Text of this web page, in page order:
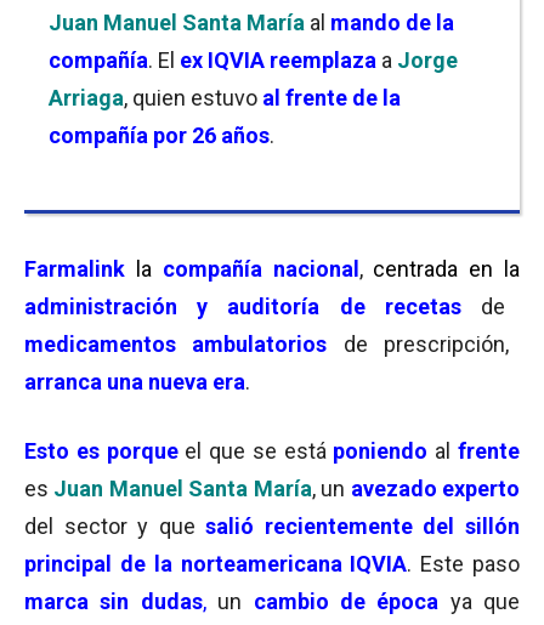
Juan Manuel Santa María al mando de la
compañía. El ex IQVIA reemplaza a Jorge
Arriaga, quien estuvo al frente de la
compañía por 26 años.
Farmalink la compañía nacional , centrada en la
administración y auditoría de recetas de
medicamentos
ambulatorios de prescripción,
arranca una nueva era.
Esto es porqueel que se está poniendo alfrente
es Juan Manuel Santa María, un avezado experto
del sector y que salió recientemente del sillón
principal de la norteamericana IQVIA. Este paso
marca sin dudas, un cambio de época ya que